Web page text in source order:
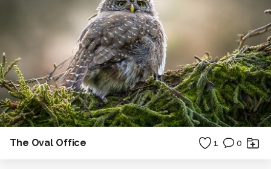
The Oval Office 1 0